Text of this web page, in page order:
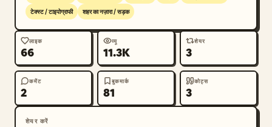
टेक्स्ट / टाइपोग्राफी शहर का नज़ारा / सड़क
लाइक
66
व्यू
11.3K
शेयर
3
कमेंट
2
बुकमार्क
81
कोट्स
3
शेयर करें